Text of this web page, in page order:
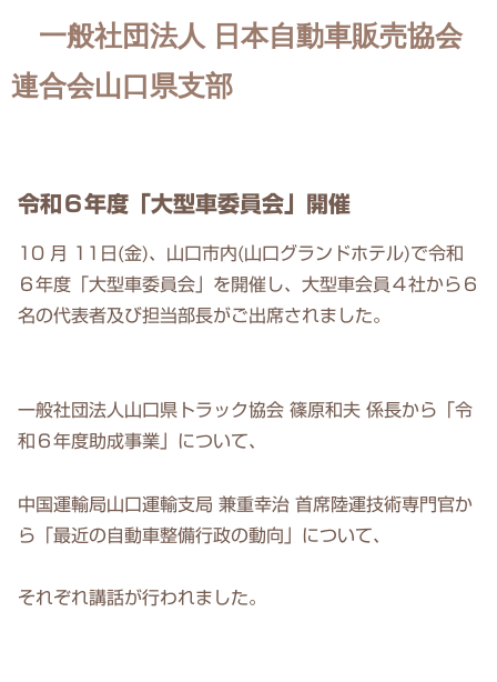
一般社団法人 日本自動車販売協会
連合会山口県支部
令和６年度「大型車委員会」開催
10 月 11日(金)、山口市内(山口グランドホテル)で令和
６年度「大型車委員会」を開催し、大型車会員４社から６
名の代表者及び担当部長がご出席されました。
一般社団法人山口県トラック協会 篠原和夫 係長から「令
和６年度助成事業」について、
中国運輸局山口運輸支局 兼重幸治 首席陸運技術専門官か
ら「最近の自動車整備行政の動向」について、
それぞれ講話が行われました。